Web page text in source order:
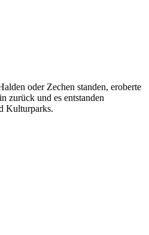
oder Zechen standen, eroberte
zurück und es entstanden
Kulturparks.